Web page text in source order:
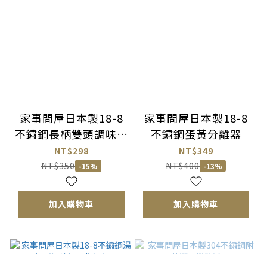
家事問屋日本製18-8
不鏽鋼長柄雙頭調味叉
匙
NT$298
NT$350 -15%
加入購物車
家事問屋日本製18-8
不鏽鋼蛋黃分離器
NT$349
NT$400 -13%
加入購物車